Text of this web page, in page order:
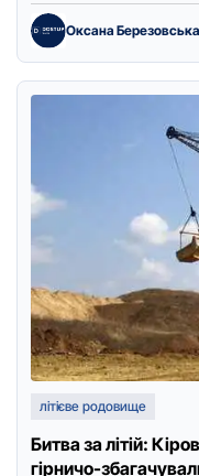
Оксана Березовська
літієве родовище
Битва за літій:
гірничо-